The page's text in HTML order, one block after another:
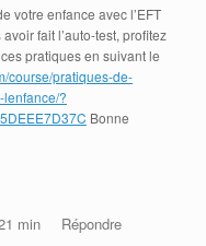
votre enfance avec l’EFT
fait l’auto-test, profitez
pratiques en suivant le
course/pratiques-de-
?
Bonne
min Répondre